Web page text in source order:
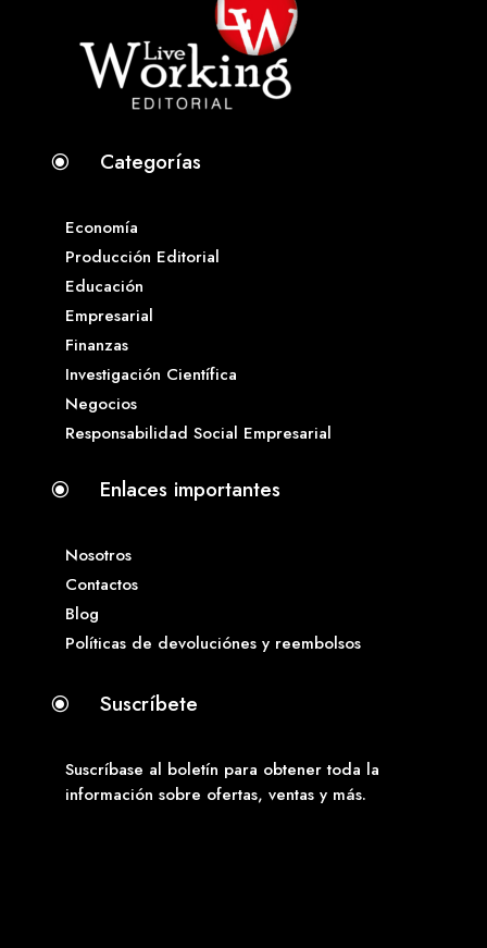
\ Categorías
Economía
Producción Editorial
Educación
Empresarial
Finanzas
Investigación Científica
Negocios
Responsabilidad Social Empresarial
\ Enlaces importantes
Nosotros
Contactos
Blog
Políticas de devoluciónes y reembolsos
\ Suscríbete
Suscríbase al boletín para obtener toda la
información sobre ofertas, ventas y más.